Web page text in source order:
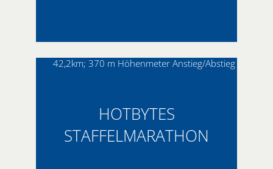
HOTBYTES
STAFFELMARATHON
42,2km; 370 m Höhenmeter Anstieg/Abstieg